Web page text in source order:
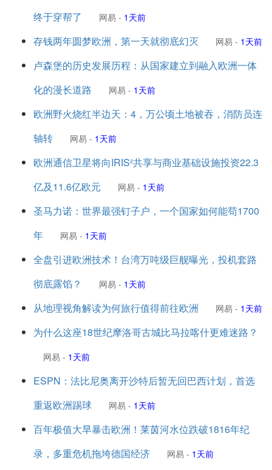
终于穿帮了
网易 - 1天前
存钱两年圆梦欧洲，第一天就彻底幻灭 网易 - 1天前
卢森堡的历史发展历程：从国家建立到融入欧洲一体
化的漫长道路
网易 - 1天前
欧洲野火烧红半边天：4，万公顷土地被吞，消防员连
轴转
网易 - 1天前
欧洲通信卫星将向IRIS²共享与商业基础设施投资22.3
亿及11.6亿欧元
网易 - 1天前
圣马力诺：世界最强钉子户，一个国家如何能苟1700
年
网易 - 1天前
全盘引进欧洲技术！台湾万吨级巨舰曝光，投机套路
彻底露馅？
网易 - 1天前
从地理视角解读为何旅行值得前往欧洲 网易 - 1天前
为什么这座18世纪摩洛哥古城比马拉喀什更难迷路？
网易 - 1天前
ESPN：法比尼奥离开沙特后暂无回巴西计划，首选
重返欧洲踢球
网易 - 1天前
百年极值大旱暴击欧洲！莱茵河水位跌破1816年纪
录，多重危机拖垮德国经济
网易 - 1天前